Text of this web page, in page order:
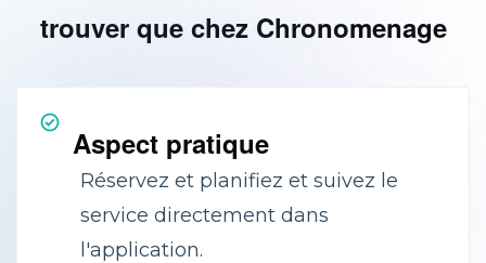
trouver que chez Chronomenage
Aspect pratique
Réservez et planifiez et suivez le
service directement dans
l'application.